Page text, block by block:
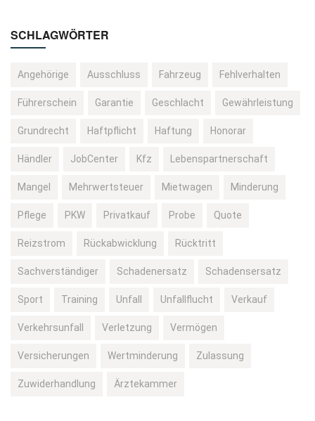
SCHLAGWÖRTER
Angehörige Ausschluss Fahrzeug Fehlverhalten
Führerschein Garantie Geschlacht Gewährleistung
Grundrecht Haftpflicht Haftung Honorar
Händler JobCenter Kfz Lebenspartnerschaft
Mangel Mehrwertsteuer Mietwagen Minderung
Pflege PKW Privatkauf Probe Quote
Reizstrom Rückabwicklung Rücktritt
Sachverständiger Schadenersatz Schadensersatz
Sport Training Unfall Unfallflucht Verkauf
Verkehrsunfall Verletzung Vermögen
Versicherungen Wertminderung Zulassung
Zuwiderhandlung Ärztekammer